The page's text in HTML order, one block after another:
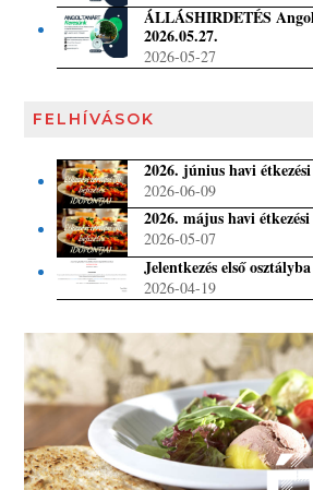
ÁLLÁSHIRDETÉS
2026.05.27.
2026-05-27
FELHÍVÁSOK
2026. június havi
2026-06-09
2026. május havi
2026-05-07
Jelentkezés első
2026-04-19